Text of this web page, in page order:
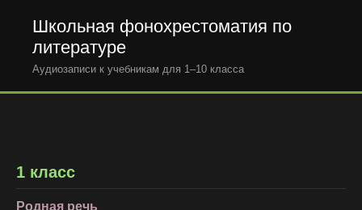
Школьная фонохрестоматия по
литературе
Аудиозаписи к учебникам для 1–10 класса
1 класс
Родная речь